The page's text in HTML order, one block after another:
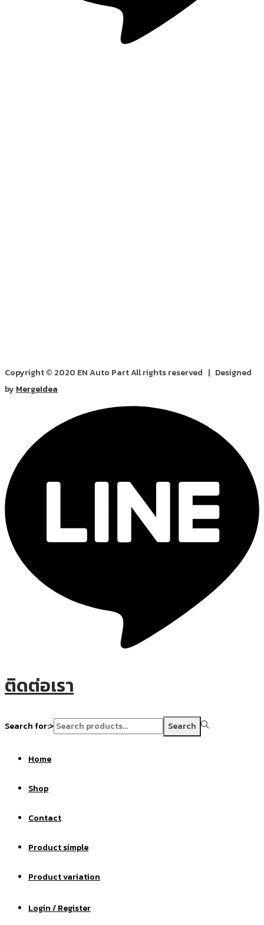
Copyright © 2020 EN Auto Part All rights reserved | Designed
by MergeIdea
ติดต่อเรา
Search for:> Search
Home
Shop
Contact
Product simple
Product variation
Login / Register